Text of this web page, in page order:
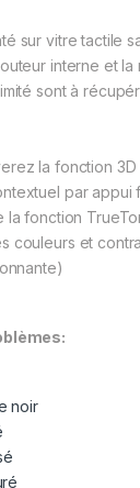
sur vitre tactile
interne et
sont à
la fonction
par appui
la fonction
couleurs et
noir